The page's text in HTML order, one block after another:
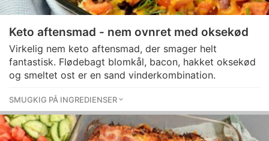
Keto aftensmad - nem ovnret med oksekød
Virkelig nem keto aftensmad, der smager helt
fantastisk. Flødebagt blomkål, bacon, hakket oksekød
og smeltet ost er en sand vinderkombination.
SMUGKIG PÅ INGREDIENSER